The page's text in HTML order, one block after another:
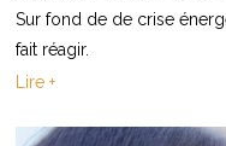
Sur fond de de crise
fait réagir.
Lire +